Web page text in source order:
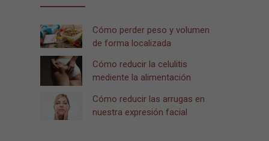
Cómo perder peso y volumen
de forma localizada
Cómo reducir la celulitis
mediente la alimentación
Cómo reducir las arrugas en
nuestra expresión facial